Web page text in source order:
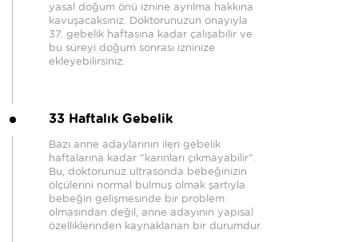
yasal doğum önü iznine ayrılma hakkına
kavuşacaksınız. Doktorunuzun onayıyla
37. gebelik haftasına kadar çalışabilir ve
bu süreyi doğum sonrası izninize
ekleyebilirsiniz.
33 Haftalık Gebelik
Bazı anne adaylarının ileri gebelik
haftalarına kadar "karınları çıkmayabilir".
Bu, doktorunuz ultrasonda bebeğinizin
ölçülerini normal bulmuş olmak şartıyla
bebeğin gelişmesinde bir problem
olmasından değil, anne adayının yapısal
özelliklerinden kaynaklanan bir durumdur.